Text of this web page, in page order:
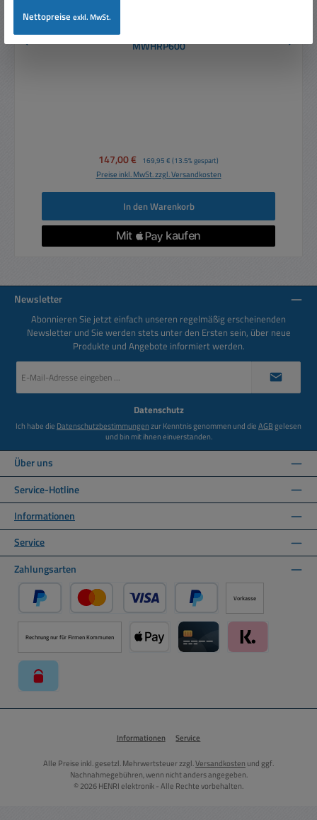
12V Netzteil 12V 650W 53A Case Schaltnetzteil
MWHRP600
Verkaufspreis:
147,00 € Regulärer Preis:
169,95 € (13.5% gespart)
Preise inkl. MwSt. zzgl. Versandkosten
In den Warenkorb
Newsletter
Abonnieren Sie jetzt einfach unseren regelmäßig erscheinenden
Newsletter und Sie werden stets unter den Ersten sein, über neue
Produkte und Angebote informiert werden.
Mail-
Datenschutz
Ich habe die Datenschutzbestimmungenzur Kenntnis genommen und dieAGBgelesen
und bin mit ihnen einverstanden.
Über uns
Service-Hotline
Informationen
Service
Zahlungsarten
PayPal Kredit- oder Debitkarte über PayPal
Später Bezahlen über PayPal
Vorkasse
Rechnung nur für Firmen Kommunen
Informationen Service
Alle Preise inkl. gesetzl. Mehrwertsteuer zzgl.Versandkosten und ggf.
Nachnahmegebühren, wenn nicht anders angegeben.
© 2026 HENRI elektronik - Alle Rechte vorbehalten.
Nettopreiseexkl. MwSt.